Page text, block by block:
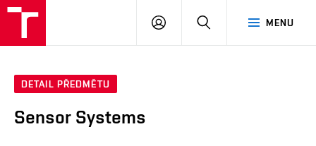
MENU
PŘIHLÁSIT
DETAIL PŘEDMĚTU
Sensor Systems